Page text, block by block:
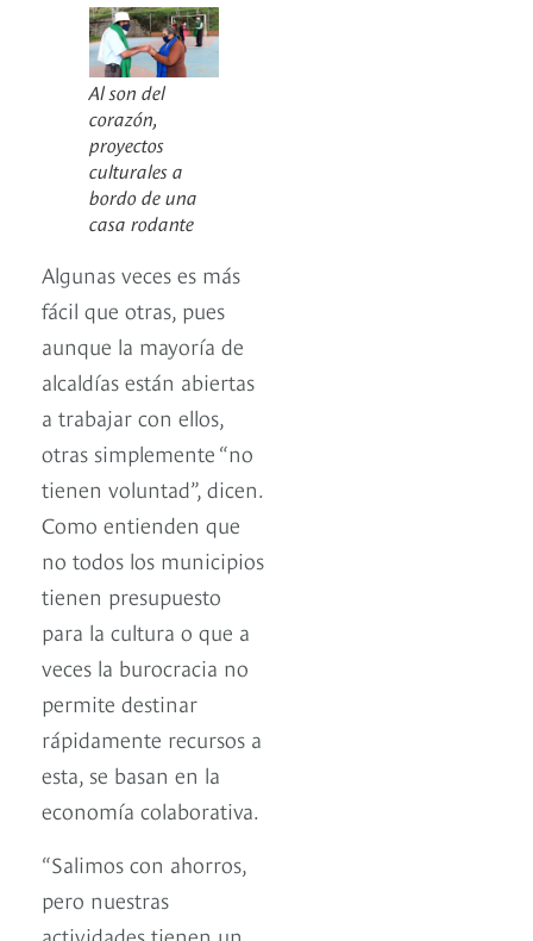
Al son del
corazón,
proyectos
culturales a
bordo de una
casa rodante
Algunas veces es más
fácil que otras, pues
aunque la mayoría de
alcaldías están abiertas
a trabajar con ellos,
otras simplemente “no
tienen voluntad”, dicen.
Como entienden que
no todos los municipios
tienen presupuesto
para la cultura o que a
veces la burocracia no
permite destinar
rápidamente recursos a
esta, se basan en la
economía colaborativa.
“Salimos con ahorros,
pero nuestras
actividades tienen un